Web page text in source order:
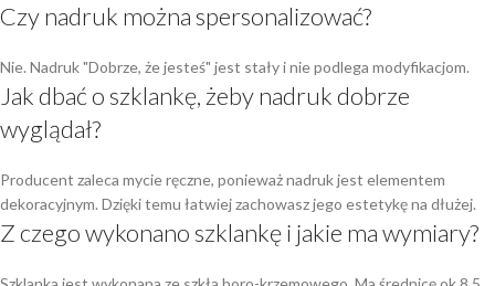
Czy nadruk można spersonalizować?
Nie. Nadruk "Dobrze, że jesteś" jest stały i nie podlega modyfikacjom.
Jak dbać o szklankę, żeby nadruk dobrze
wyglądał?
Producent zaleca mycie ręczne, ponieważ nadruk jest elementem
dekoracyjnym. Dzięki temu łatwiej zachowasz jego estetykę na dłużej.
Z czego wykonano szklankę i jakie ma wymiary?